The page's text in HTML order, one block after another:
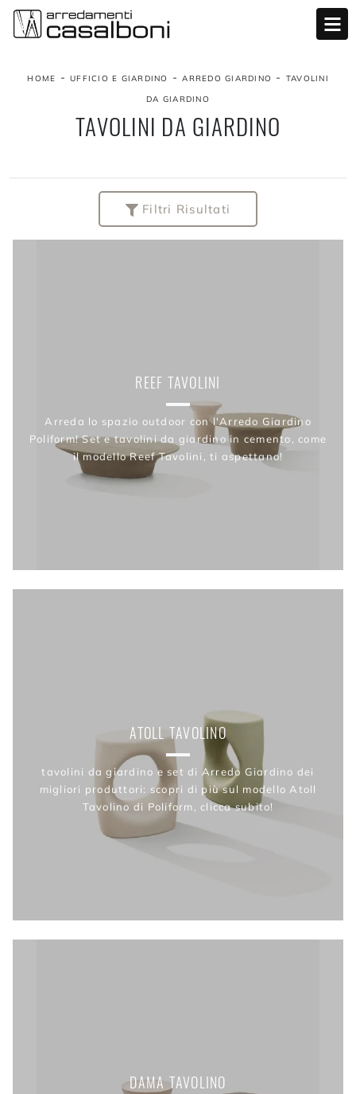
HOME - UFFICIO E GIARDINO -ARREDO GIARDINO -
TAVOLINI
DA GIARDINO
TAVOLINI DA GIARDINO
Filtri Risultati
REEF TAVOLINI
Arreda lo spazio outdoor con l'Arredo Giardino
Poliform! Set e tavolini da giardino in cemento, come
il modello Reef Tavolini, ti aspettano!
ATOLL TAVOLINO
tavolini da giardino e set di Arredo Giardino dei
migliori produttori: scopri di più sul modello Atoll
Tavolino di Poliform, clicca subito!
DAMA TAVOLINO